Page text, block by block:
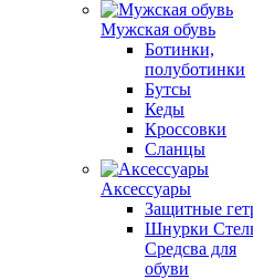
Мужская обувь
Ботинки,
полуботинки
Бутсы
Кеды
Кроссовки
Сланцы
Аксессуары
Защитные
Шнурки
Средсва для
обуви